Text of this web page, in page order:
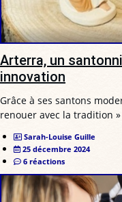
Arterra, un
innovation
Grâce à ses santons
renouer avec la tradition
Sarah-Louise Guille
25 décembre 2024
6 réactions